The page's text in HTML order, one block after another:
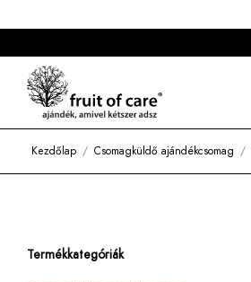
Kezdőlap / Csomagküldő ajándékcsomag /
Termékkategóriák